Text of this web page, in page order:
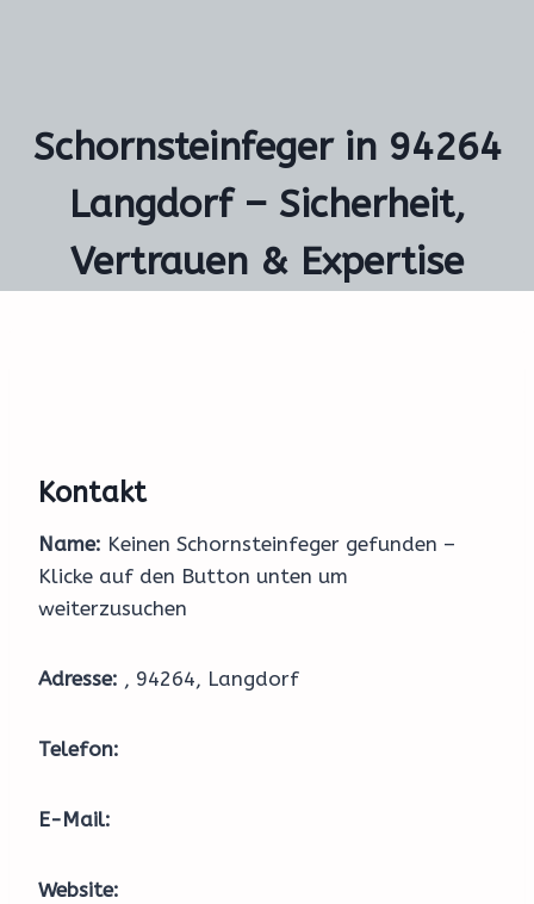
Schornsteinfeger in 94264
Langdorf – Sicherheit,
Vertrauen & Expertise
Kontakt
Name: Keinen Schornsteinfeger gefunden –
Klicke auf den Button unten um
weiterzusuchen
Adresse: , 94264, Langdorf
Telefon:
E-Mail:
Website: